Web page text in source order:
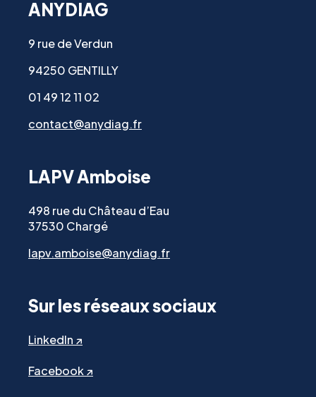
ANYDIAG
9 rue de Verdun
94250 GENTILLY
01 49 12 11 02
contact@anydiag.fr
LAPV Amboise
498 rue du Château d’Eau
37530 Chargé
lapv.amboise@anydiag.fr
Sur les réseaux sociaux
LinkedIn ↗
Facebook ↗